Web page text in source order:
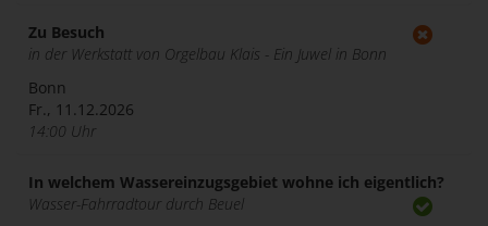
Zu Besuch
in der Werkstatt von Orgelbau Klais - Ein Juwel in Bonn
Bonn
Fr., 11.12.2026
14:00 Uhr
In welchem Wassereinzugsgebiet wohne ich eigentlich?
Wasser-Fahrradtour durch Beuel